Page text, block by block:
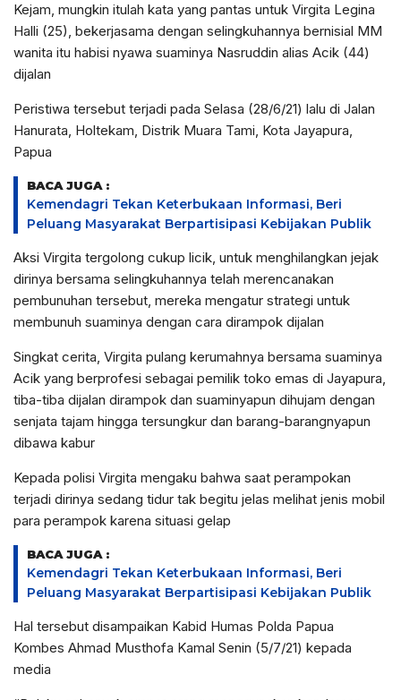
Kejam, mungkin itulah kata yang pantas untuk Virgita Legina
Halli (25), bekerjasama dengan selingkuhannya bernisial MM
wanita itu habisi nyawa suaminya Nasruddin alias Acik (44)
dijalan
Peristiwa tersebut terjadi pada Selasa (28/6/21) lalu di Jalan
Hanurata, Holtekam, Distrik Muara Tami, Kota Jayapura,
Papua
BACA JUGA :
Kemendagri Tekan Keterbukaan Informasi, Beri
Peluang Masyarakat Berpartisipasi Kebijakan Publik
Aksi Virgita tergolong cukup licik, untuk menghilangkan jejak
dirinya bersama selingkuhannya telah merencanakan
pembunuhan tersebut, mereka mengatur strategi untuk
membunuh suaminya dengan cara dirampok dijalan
Singkat cerita, Virgita pulang kerumahnya bersama suaminya
Acik yang berprofesi sebagai pemilik toko emas di Jayapura,
tiba-tiba dijalan dirampok dan suaminyapun dihujam dengan
senjata tajam hingga tersungkur dan barang-barangnyapun
dibawa kabur
Kepada polisi Virgita mengaku bahwa saat perampokan
terjadi dirinya sedang tidur tak begitu jelas melihat jenis mobil
para perampok karena situasi gelap
BACA JUGA :
Kemendagri Tekan Keterbukaan Informasi, Beri
Peluang Masyarakat Berpartisipasi Kebijakan Publik
Hal tersebut disampaikan Kabid Humas Polda Papua
Kombes Ahmad Musthofa Kamal Senin (5/7/21) kepada
media